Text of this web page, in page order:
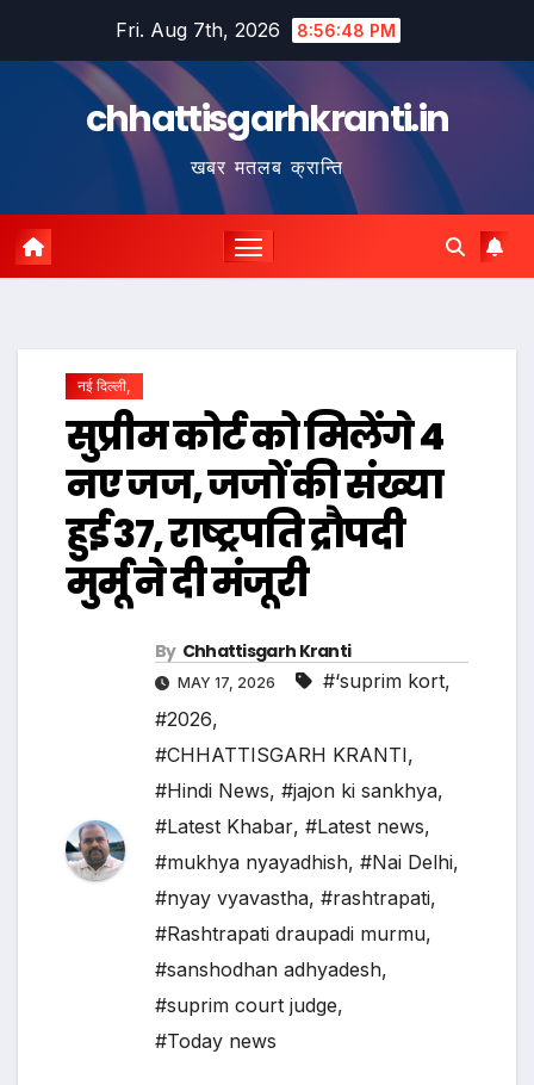
Fri. Aug 7th, 2026 8:56:49 PM
chhattisgarhkranti.in
खबर मतलब क्रान्ति
नई दिल्ली,
सुप्रीम कोर्ट को मिलेंगे 4
नए जज, जजों की संख्या
हुई 37, राष्ट्रपति द्रौपदी
मुर्मू ने दी मंजूरी
By Chhattisgarh Kranti
MAY 17, 2026 #‘suprim kort,
#2026,
#CHHATTISGARH KRANTI,
#Hindi News, #jajon ki sankhya,
#Latest Khabar, #Latest news,
#mukhya nyayadhish, #Nai Delhi,
#nyay vyavastha, #rashtrapati,
#Rashtrapati draupadi murmu,
#sanshodhan adhyadesh,
#suprim court judge,
#Today news